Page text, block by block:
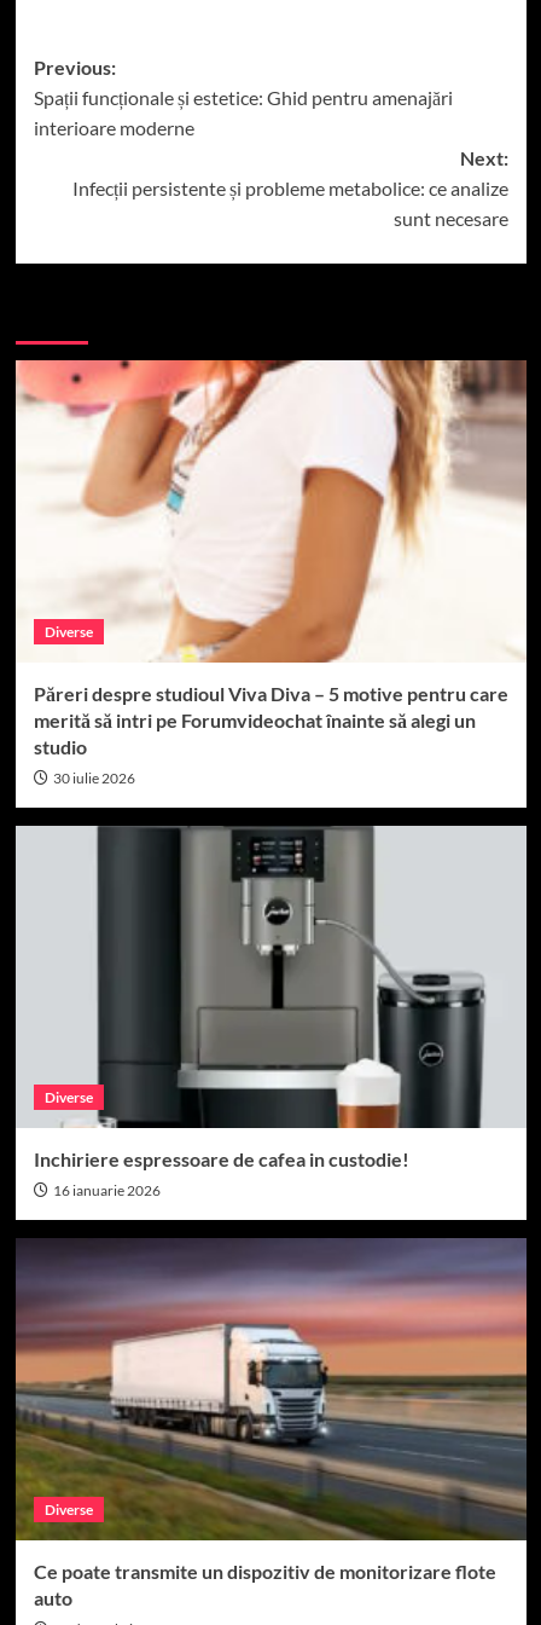
Post
navigation
Previous:
Spații funcționale și estetice: Ghid pentru amenajări
interioare moderne
Next:
Infecții persistente și probleme metabolice: ce analize
sunt necesare
Diverse
Păreri despre studioul Viva Diva – 5 motive pentru care
merită să intri pe Forumvideochat înainte să alegi un
studio
30 iulie 2026
Diverse
Inchiriere espressoare de cafea in custodie!
16 ianuarie 2026
Diverse
Ce poate transmite un dispozitiv de monitorizare flote
auto